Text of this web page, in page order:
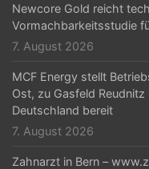
Newcore Gold reicht
Vormachbarkeitsstudie
7. August 2026
MCF Energy stellt
Ost, zu Gasfeld
Deutschland bereit
7. August 2026
Zahnarzt in Bern –